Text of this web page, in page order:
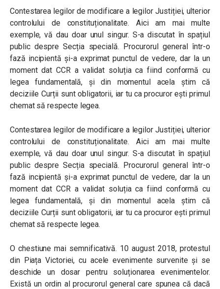
Contestarea legilor de modificare a legilor Justiției, ulterior
controlului de constituționalitate. Aici am mai multe
exemple, vă dau doar unul singur. S-a discutat în spațiul
public despre Secția specială. Procurorul general într-o
fază incipientă și-a exprimat punctul de vedere, dar la un
moment dat CCR a validat soluția ca fiind conformă cu
legea fundamentală, și din momentul acela știm că
deciziile Curții sunt obligatorii, iar tu ca procuror ești primul
chemat să respecte legea.
Contestarea legilor de modificare a legilor Justiției, ulterior
controlului de constituționalitate. Aici am mai multe
exemple, vă dau doar unul singur. S-a discutat în spațiul
public despre Secția specială. Procurorul general într-o
fază incipientă și-a exprimat punctul de vedere, dar la un
moment dat CCR a validat soluția ca fiind conformă cu
legea fundamentală, și din momentul acela știm că
deciziile Curții sunt obligatorii, iar tu ca procuror ești primul
chemat să respecte legea.
O chestiune mai semnificativă. 10 august 2018, protestul
din Piața Victoriei, cu acele evenimente survenite și se
deschide un dosar pentru soluționarea evenimentelor.
Există un ordin al procurorul general care spunea că dacă